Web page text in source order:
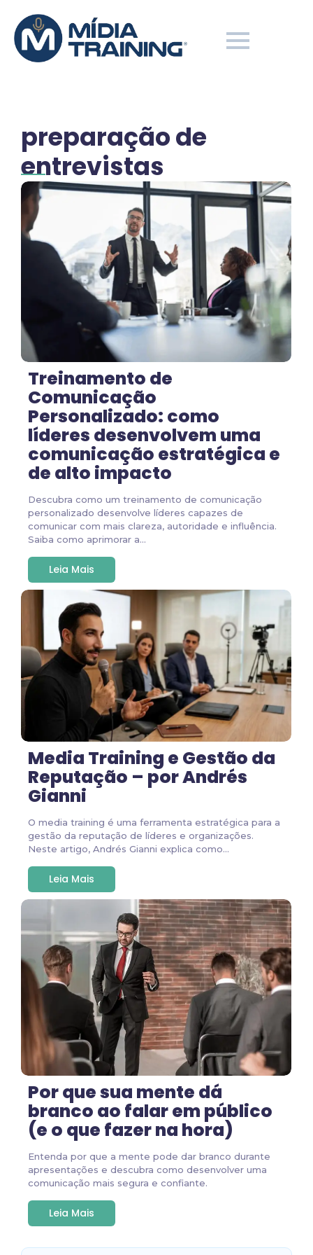
preparação de
entrevistas
Treinamento de
Comunicação
Personalizado: como
líderes desenvolvem uma
comunicação estratégica e
de alto impacto
Descubra como um treinamento de comunicação
personalizado desenvolve líderes capazes de
comunicar com mais clareza, autoridade e influência.
Saiba como aprimorar a...
Leia Mais
Media Training e Gestão da
Reputação – por Andrés
Gianni
O media training é uma ferramenta estratégica para a
gestão da reputação de líderes e organizações.
Neste artigo, Andrés Gianni explica como...
Leia Mais
Por que sua mente dá
branco ao falar em público
(e o que fazer na hora)
Entenda por que a mente pode dar branco durante
apresentações e descubra como desenvolver uma
comunicação mais segura e confiante.
Leia Mais